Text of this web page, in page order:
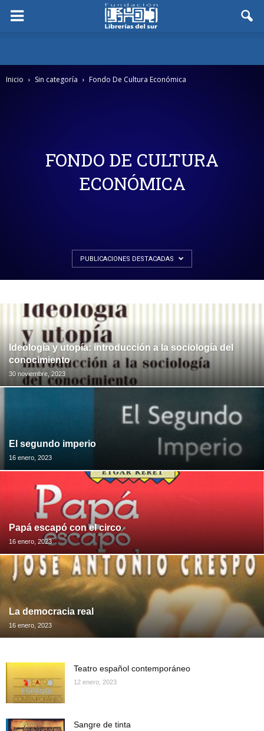
Inicio Sin categoría Fondo De Cultura Económica
FONDO DE CULTURA
ECONÓMICA
PUBLICACIONES DESTACADAS
Ideología y utopía: introducción a la sociología del
conocimiento
30 noviembre, 2023
El segundo imperio
16 enero, 2023
Papá escapó con el circo
16 enero, 2023
La democracia real
16 enero, 2023
Teatro español contemporáneo
12 enero, 2023
Sangre de tinta